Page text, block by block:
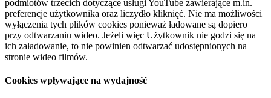
podmiotów trzecich dotyczące usługi YouTube zawierające m.in.
preferencje użytkownika oraz liczydło kliknięć. Nie ma możliwości
wyłączenia tych plików cookies ponieważ ładowane są dopiero
przy odtwarzaniu wideo. Jeżeli więc Użytkownik nie godzi się na
ich załadowanie, to nie powinien odtwarzać udostępnionych na
stronie wideo filmów.
Cookies wpływające na wydajność